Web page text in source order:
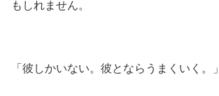
もしれません。
「彼しかいない。彼とならうまくいく。」